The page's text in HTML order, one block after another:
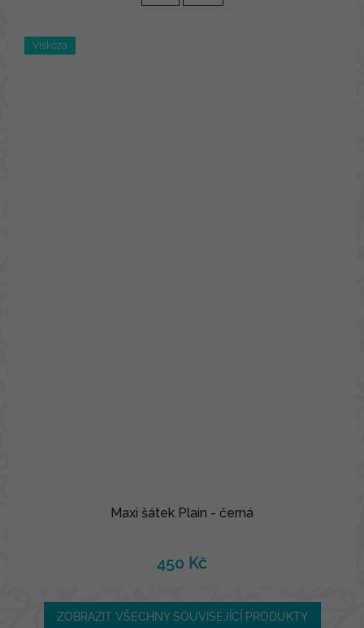
Viskóza
Maxi šátek Plain - černá
450 Kč
ZOBRAZIT VŠECHNY SOUVISEJÍCÍ PRODUKTY